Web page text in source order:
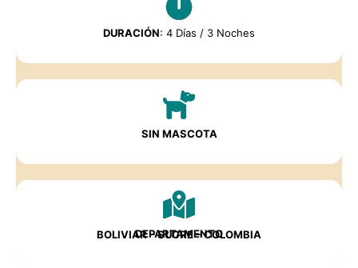
DURACIÓN: 4 Días / 3 Noches
SIN MASCOTA
DEPARTAMENTO
BOLIVIAR – SUCRE – COLOMBIA